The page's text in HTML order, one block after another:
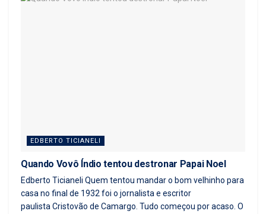
EDBERTO TICIANELI
Quando Vovô Índio tentou destronar Papai Noel
Edberto Ticianeli Quem tentou mandar o bom velhinho para
casa no final de 1932 foi o jornalista e escritor
paulista Cristovão de Camargo. Tudo começou por acaso. O